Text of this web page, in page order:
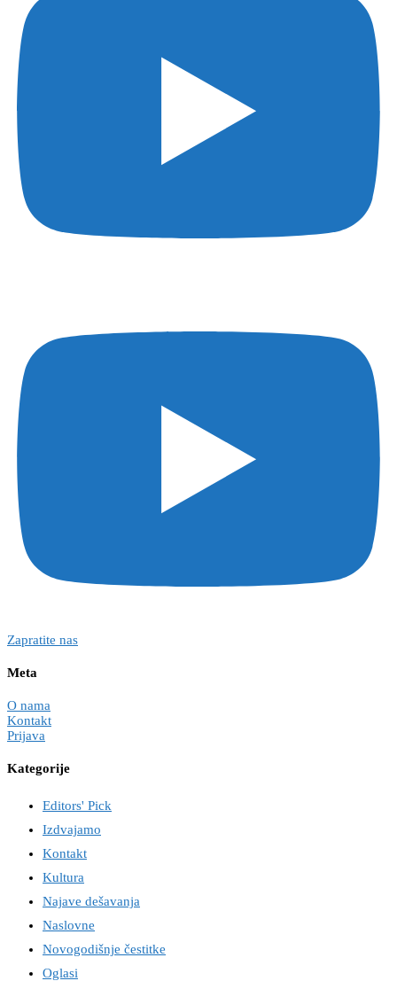
Zapratite nas
Meta
O nama
Kontakt
Prijava
Kategorije
Editors' Pick
Izdvajamo
Kontakt
Kultura
Najave dešavanja
Naslovne
Novogodišnje čestitke
Oglasi